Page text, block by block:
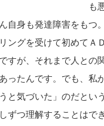
も
自身も発達障害をもつ
ングを受けて初めてＡ
すが、それまで人との
ったんです。でも、私
と気づいた」のだと
ずつ理解することはで